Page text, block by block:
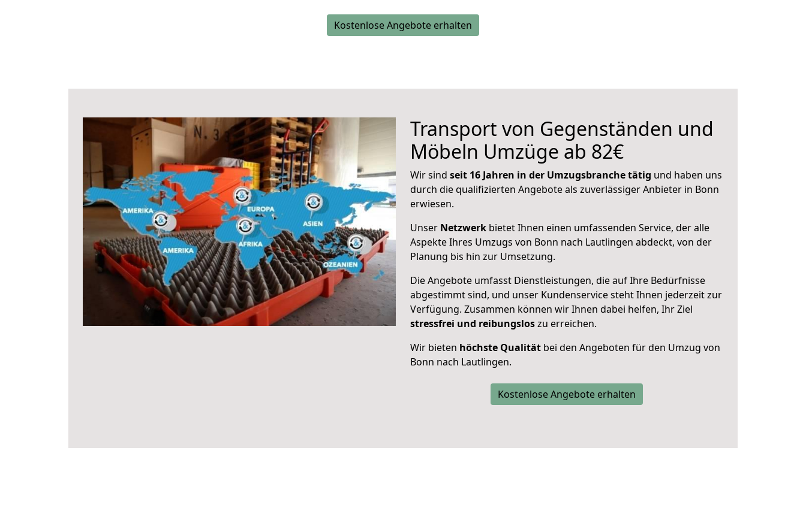
Kostenlose Angebote erhalten
Transport von Gegenständen und
Möbeln Umzüge ab 82€
Wir sind seit 16 Jahren in der Umzugsbranche tätig und haben uns
durch die qualifizierten Angebote als zuverlässiger Anbieter in Bonn
erwiesen.
Unser Netzwerk bietet Ihnen einen umfassenden Service, der alle
Aspekte Ihres Umzugs von Bonn nach Lautlingen abdeckt, von der
Planung bis hin zur Umsetzung.
Die Angebote umfasst Dienstleistungen, die auf Ihre Bedürfnisse
abgestimmt sind, und unser Kundenservice steht Ihnen jederzeit zur
Verfügung. Zusammen können wir Ihnen dabei helfen, Ihr Ziel
stressfrei und reibungsloszu erreichen.
Wir bieten höchste Qualität bei den Angeboten für den Umzug von
Bonn nach Lautlingen.
Kostenlose Angebote erhalten